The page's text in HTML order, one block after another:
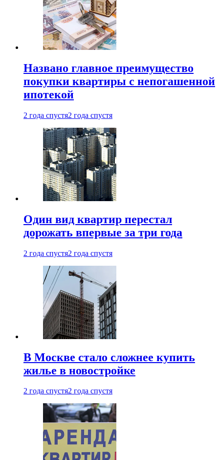
Названо главное преимущество
покупки квартиры с непогашенной
ипотекой
2 года спустя2 года спустя
Один вид квартир перестал
дорожать впервые за три года
2 года спустя2 года спустя
В Москве стало сложнее купить
жилье в новостройке
2 года спустя2 года спустя